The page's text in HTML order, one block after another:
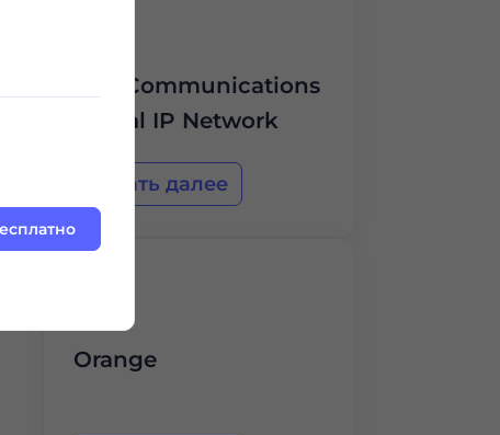
NTT Communications
Global IP Network
Читать далее
Orange